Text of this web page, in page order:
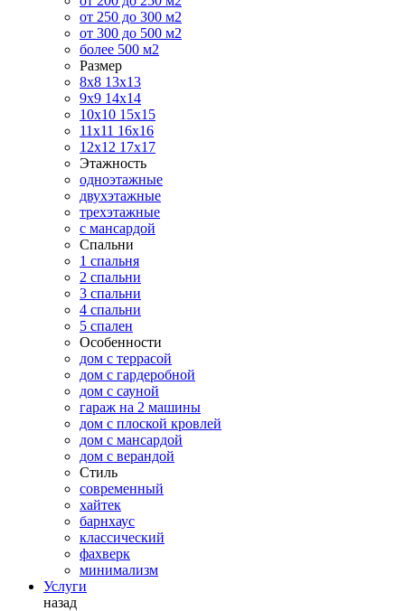
от 250 до 300 м2
от 300 до 500 м2
более 500 м2
Размер
8х8 13х13
9х9 14х14
10х10 15х15
11x11 16х16
12х12 17х17
Этажность
одноэтажные
двухэтажные
трехэтажные
с мансардой
Спальни
1 спальня
2 спальни
3 спальни
4 спальни
5 спален
Особенности
дом с террасой
дом с гардеробной
дом с сауной
гараж на 2 машины
дом с плоской кровлей
дом с мансардой
дом с верандой
Стиль
современный
хайтек
барнхаус
классический
фахверк
минимализм
Услуги
назад